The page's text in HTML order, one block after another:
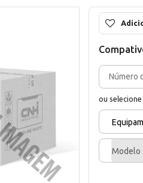
ou
Modelo